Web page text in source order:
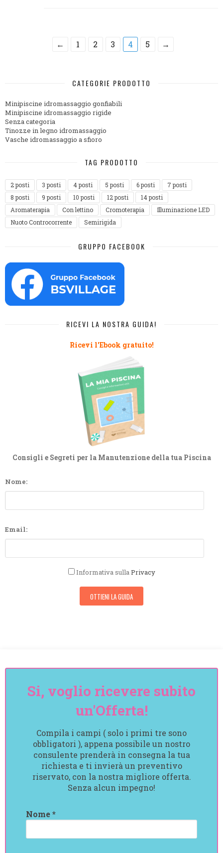
← 1 2 3 4 5 →
CATEGORIE PRODOTTO
Minipiscine idromassaggio gonfiabili
Minipiscine idromassaggio rigide
Senza categoria
Tinozze in legno idromassaggio
Vasche idromassaggio a sfioro
TAG PRODOTTO
2 posti 3 posti 4 posti 5 posti 6 posti
7 posti
8 posti
9 posti 10 posti 12 posti
14 posti
Aromaterapia
Con lettino Cromoterapia
Illuminazione LED
Nuoto Controcorrente
Semirigida
GRUPPO FACEBOOK
RICEVI LA NOSTRA GUIDA!
Ricevi l'Ebook gratuito!
Consigli e Segreti per la Manutenzione della tua Piscina
Nome:
Email:
Informativa sullaPrivacy
Si, voglio ricevere subito
un'Offerta!
Compila i campi ( solo i primi tre sono
obbligatori ), appena possibile un nostro
consulente prenderà in consegna la tua
richiesta e ti invierà un preventivo
riservato, con la nostra migliore offerta.
Senza alcun impegno!
Nome *